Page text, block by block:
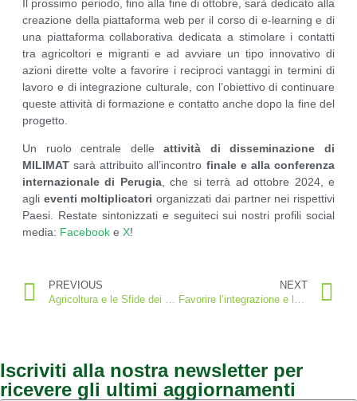
Il prossimo periodo, fino alla fine di ottobre, sarà dedicato alla
creazione della piattaforma web per il corso di e-learning e di
una piattaforma collaborativa dedicata a stimolare i contatti
tra agricoltori e migranti e ad avviare un tipo innovativo di
azioni dirette volte a favorire i reciproci vantaggi in termini di
lavoro e di integrazione culturale, con l’obiettivo di continuare
queste attività di formazione e contatto anche dopo la fine del
progetto.
Un ruolo centrale delleattività di disseminazione di
MILIMAT sarà attribuito all’incontro finale e alla conferenza
internazionale di Perugia, che si terrà ad ottobre 2024, e
agli eventi moltiplicatori organizzati dai partner nei rispettivi
Paesi. Restate sintonizzati e seguiteci sui nostri profili social
media: Facebook e X!
PREVIOUS
Agricoltura e le Sfide dei Lavoratori Migranti
NEXT
Favorire l’integrazione e la comprensione: Migranti e comunità rurali
Iscriviti alla nostra newsletter per
ricevere gli ultimi aggiornamenti